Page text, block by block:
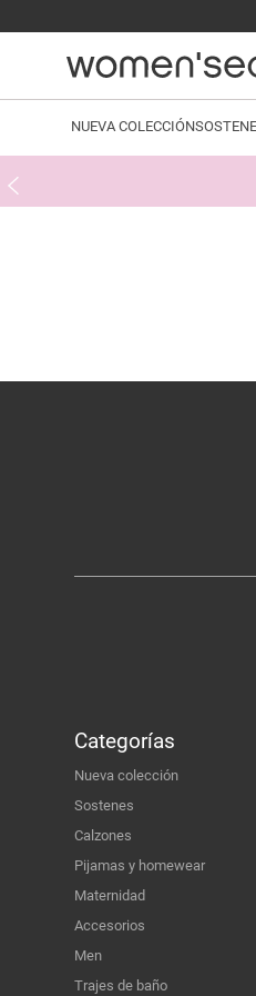
NUEVA COLECCIÓN
Categorías
Nueva colección
Sostenes
Calzones
Pijamas y homewear
Maternidad
Accesorios
Men
Trajes de baño